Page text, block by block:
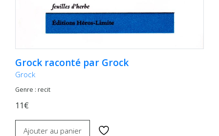
Grock raconté par Grock
Grock
Genre : recit
11€
Ajouter au panier